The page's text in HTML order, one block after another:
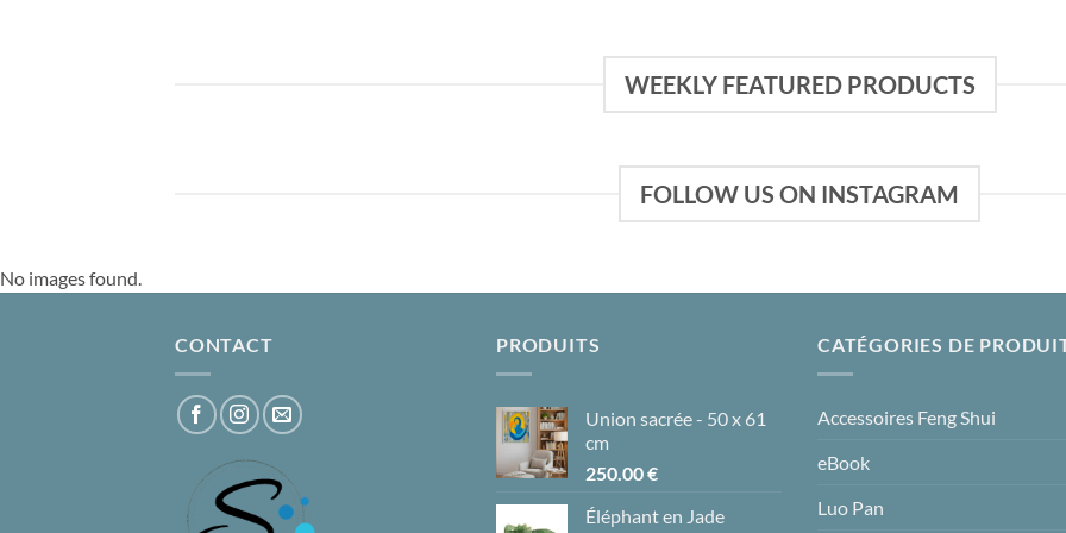
WEEKLY FEATURED PRODUCTS
FOLLOW US ON INSTAGRAM
No images found.
CONTACT PRODUITS
Union sacrée - 50 x 61
cm
250.00€
Éléphant en Jade
CATÉGORIES DE
Accessoires Feng Shui
eBook
Luo Pan